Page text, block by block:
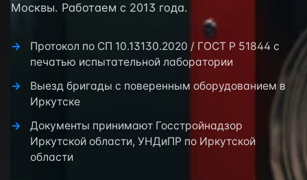
Москвы. Работаем с 2013 года.
Протокол по СП 10.13130.2020 / ГОСТ Р 51844 с
печатью испытательной лаборатории
Выезд бригады с поверенным оборудованием в
Иркутске
Документы принимают Госстройнадзор
Иркутской области, УНДиПР по Иркутской
области